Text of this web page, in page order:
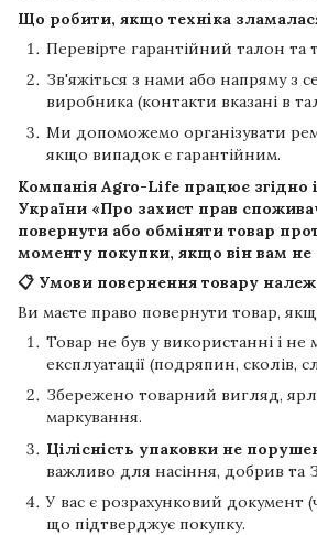
Що робити, якщо техніка
Перевірте гарантійний талон та
Зв'яжіться з нами або напряму з
виробника (контакти вказані в
Ми допоможемо організувати
якщо випадок є гарантійним.
Компанія Agro-Life працює згідно
України «Про захист прав
повернути або обміняти товар
моменту покупки, якщо він вам не
📋 Умови повернення товару
Ви маєте право повернути товар,
Товар не був у використанні і не
експлуатації (подряпин, сколів,
Збережено товарний вигляд,
маркування.
Цілісність упаковки не
важливо для насіння, добрив та
У вас є розрахунковий документ
що підтверджує покупку.